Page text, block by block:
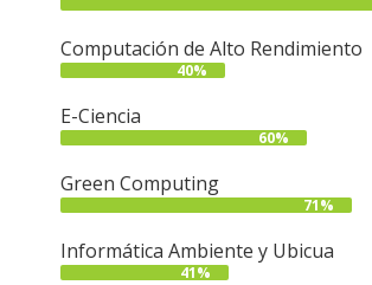
Computación de Alto Rendimiento
40%
E-Ciencia
60%
Green Computing
71%
Informática Ambiente y Ubicua
41%